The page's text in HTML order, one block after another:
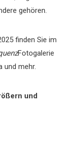
gehören.
finden Sie im
Fotogalerie
und mehr.
und